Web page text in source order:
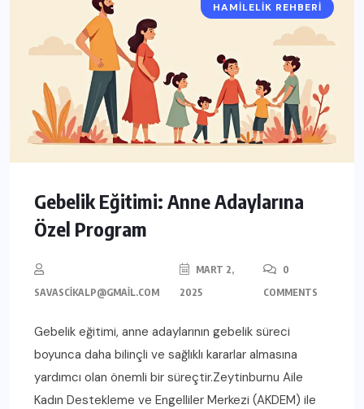
HAMILELIK REHBERI
Gebelik Eğitimi: Anne Adaylarına
Özel Program
SAVASCIKALP@GMAIL.COM
MART 2,
2025
0
COMMENTS
Gebelik eğitimi, anne adaylarının gebelik süreci
boyunca daha bilinçli ve sağlıklı kararlar almasına
yardımcı olan önemli bir süreçtir.Zeytinburnu Aile
Kadın Destekleme ve Engelliler Merkezi (AKDEM) ile